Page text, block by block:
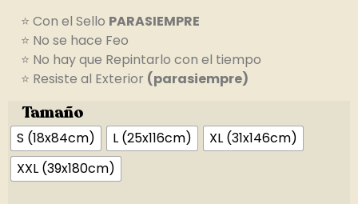
⭐ Con el Sello PARASIEMPRE
⭐ No se hace Feo
⭐ No hay que Repintarlo con el tiempo
⭐ Resiste al Exterior (parasiempre)
Tamaño
S (18x84cm) L (25x116cm)
XL (31x146cm)
XXL (39x180cm)